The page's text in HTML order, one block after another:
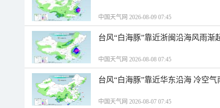
中国天气网 2026-08-09 07:45
台风“白海豚”靠近浙闽沿海风雨渐
中国天气网 2026-08-08 07:45
台风“白海豚”靠近华东沿海 冷空
中国天气网 2026-08-07 07:45